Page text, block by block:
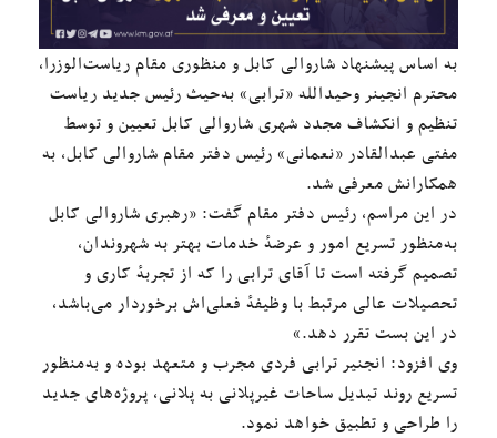
به اساس پیشنهاد شاروالی کابل و منظوری مقام ریاست‌الوزرا،
محترم انجینر وحیدالله «ترابی» به‌حیث رئیس جدید ریاست
تنظیم و انکشاف مجدد شهری شاروالی کابل تعیین و توسط
مفتی عبدالقادر «نعمانی» رئیس دفتر مقام شاروالی کابل، به
همکارانش معرفی شد.
در این مراسم، رئیس دفتر مقام گفت: «رهبری شاروالی کابل
به‌منظور تسریع امور و عرضهٔ خدمات بهتر به شهروندان،
تصمیم گرفته است تا آقای ترابی را که از تجربهٔ کاری و
تحصیلات عالی مرتبط با وظیفهٔ فعلی‌اش برخوردار می‌باشد،
در این بست تقرر دهد.»
وی افزود: انجنیر ترابی فردی مجرب و متعهد بوده و به‌منظور
تسریع روند تبدیل ساحات غیرپلانی به پلانی، پروژه‌های جدید
را طراحی و تطبیق خواهد نمود.